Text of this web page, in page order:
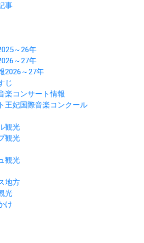
事
～26年
～27年
2026～27年
じ
楽コンサート情報
王妃国際音楽コンクール
観光
観光
観光
地方
光
け